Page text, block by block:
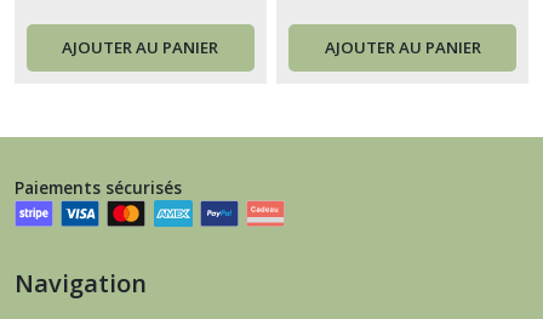
AJOUTER AU PANIER AJOUTER AU PANIER
Paiements sécurisés
Navigation